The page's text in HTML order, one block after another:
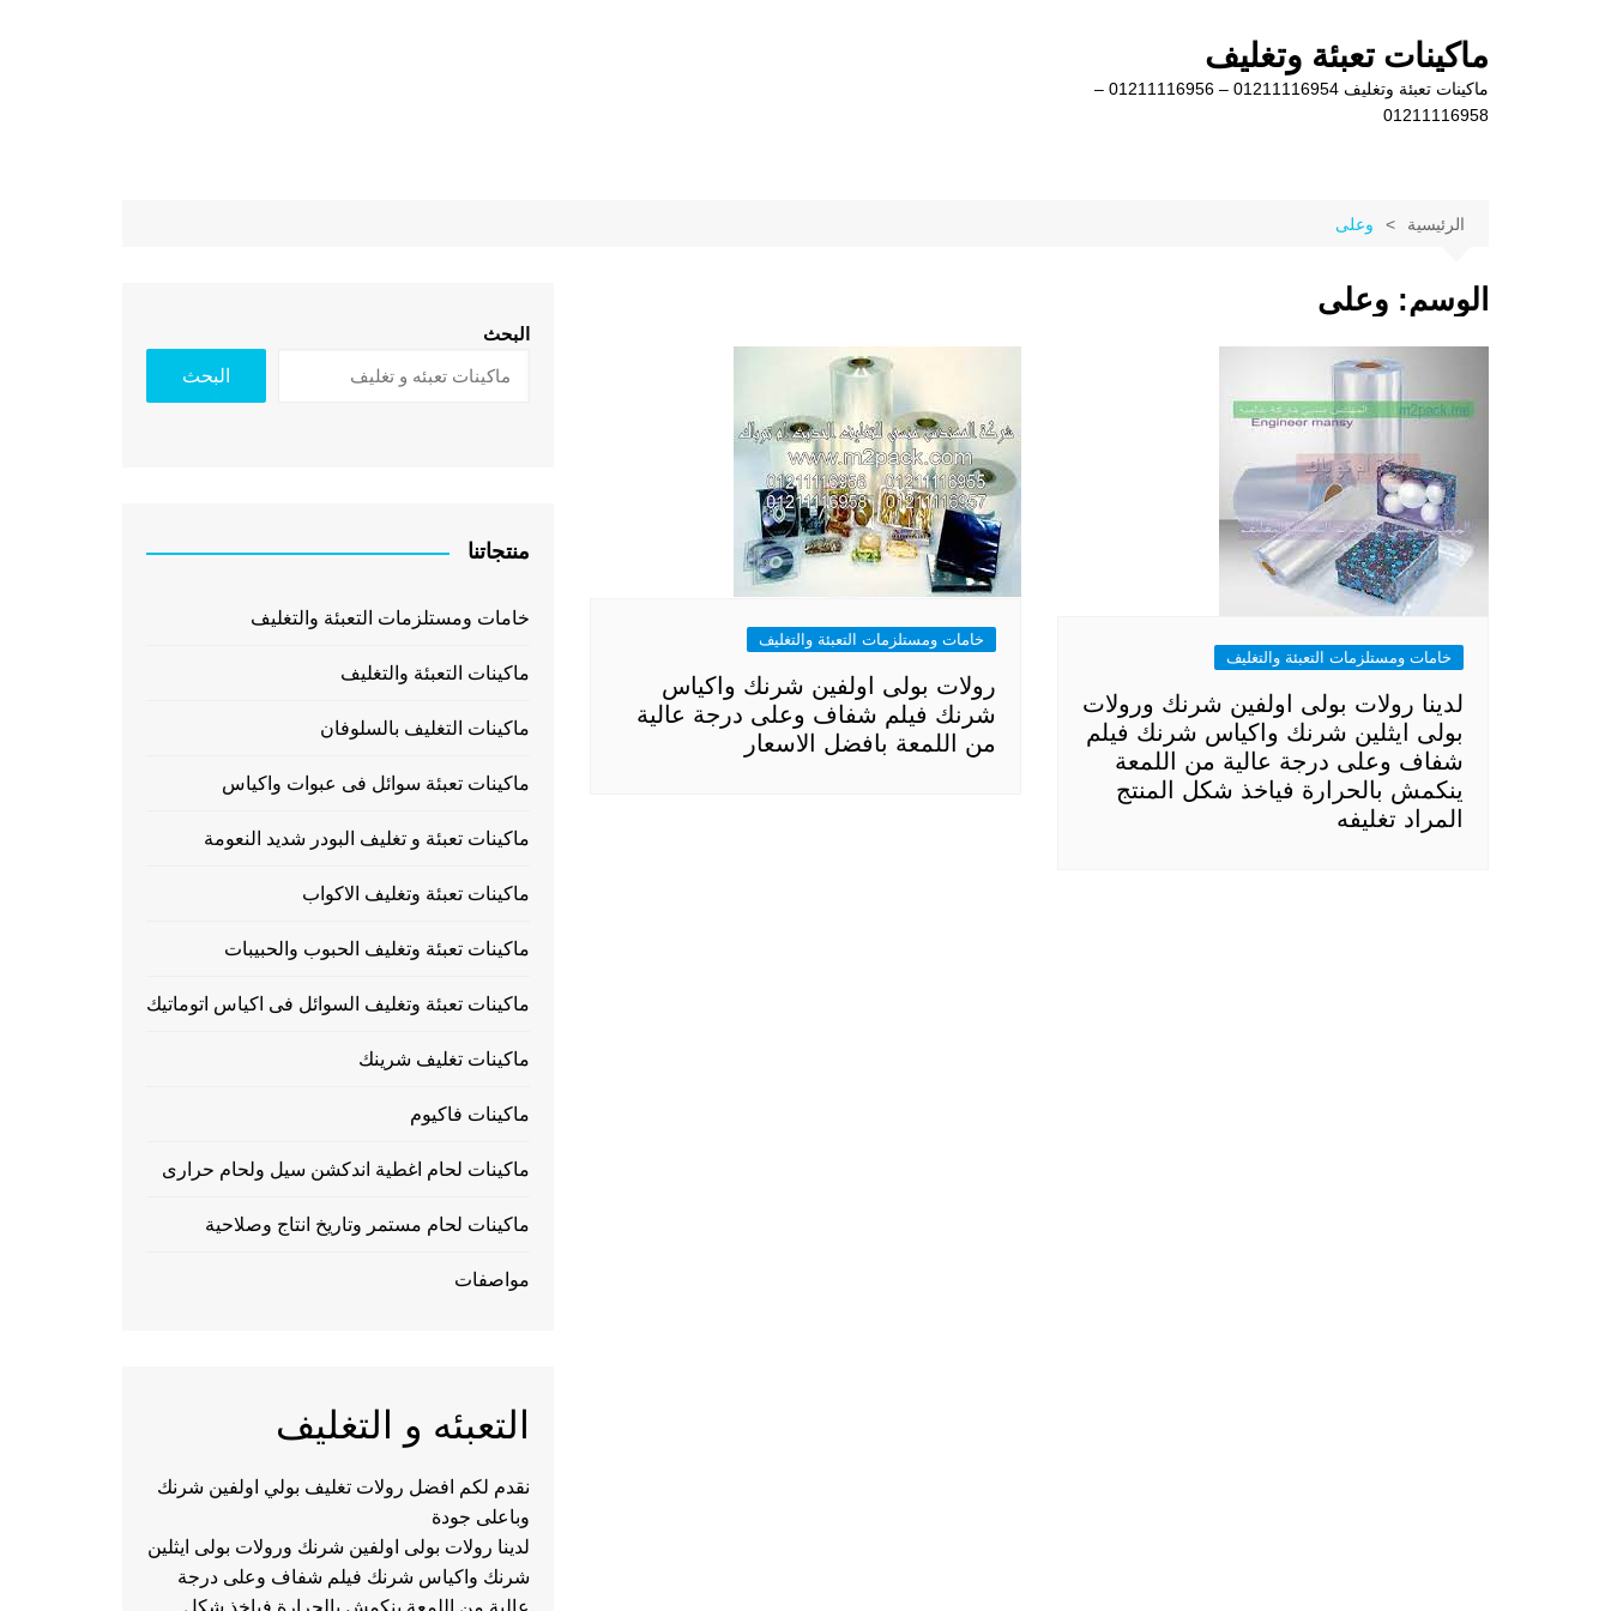
ماكينات تعبئة وتغليف
ماكينات تعبئة وتغليف 01211116954 – 01211116956 –
01211116958
الرئيسية وعلى
الوسم: وعلى
خامات ومستلزمات التعبئة والتغليف
لدينا رولات بولى اولفين شرنك ورولات
بولى ايثلين شرنك واكياس شرنك فيلم
شفاف وعلى درجة عالية من اللمعة
ينكمش بالحرارة فياخذ شكل المنتج
المراد تغليفه
خامات ومستلزمات التعبئة والتغليف
رولات بولى اولفين شرنك واكياس
شرنك فيلم شفاف وعلى درجة عالية
من اللمعة بافضل الاسعار
البحث
البحث
منتجاتنا
خامات ومستلزمات التعبئة والتغليف
ماكينات التعبئة والتغليف
ماكينات التغليف بالسلوفان
ماكينات تعبئة سوائل فى عبوات واكياس
ماكينات تعبئة و تغليف البودر شديد النعومة
ماكينات تعبئة وتغليف الاكواب
ماكينات تعبئة وتغليف الحبوب والحبيبات
ماكينات تعبئة وتغليف السوائل فى اكياس اتوماتيك
ماكينات تغليف شرينك
ماكينات فاكيوم
ماكينات لحام اغطية اندكشن سيل ولحام حرارى
ماكينات لحام مستمر وتاريخ انتاج وصلاحية
مواصفات
التعبئه و التغليف
نقدم لكم افضل رولات تغليف بولي اولفين شرنك
وباعلى جودة
لدينا رولات بولى اولفين شرنك ورولات بولى ايثلين
شرنك واكياس شرنك فيلم شفاف وعلى درجة
عالية من اللمعة ينكمش بالحرارة فياخذ شكل